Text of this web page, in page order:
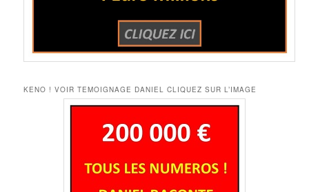
KENO ! VOIR TEMOIGNAGE DANIEL CLIQUEZ SUR L’IMAGE